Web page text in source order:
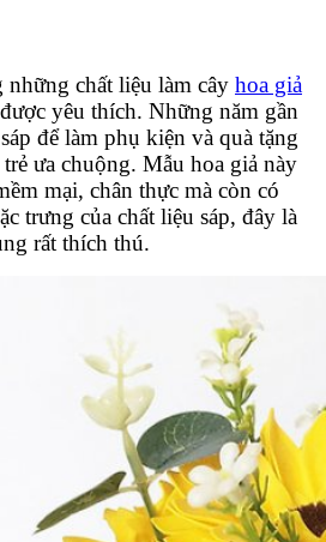
những chất liệu làm cây hoa giả
yêu thích. Những năm gần
để làm phụ kiện và quà tặng
ưa chuộng. Mẫu hoa giả này
mại, chân thực mà còn có
trưng của chất liệu sáp, đây là
rất thích thú.